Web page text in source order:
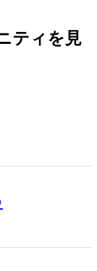
ティを見